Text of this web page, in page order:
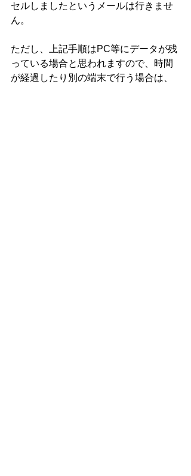
セルしましたというメールは行きませ
ん。
ただし、上記手順はPC等にデータが残
っている場合と思われますので、時間
が経過したり別の端末で行う場合は、